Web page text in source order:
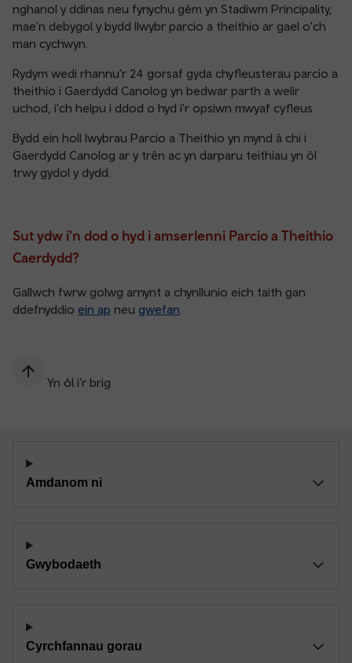
nghanol y ddinas neu fynychu gêm yn Stadiwm Principality,
mae'n debygol y bydd llwybr parcio a theithio ar gael o'ch
man cychwyn.
Rydym wedi rhannu'r 24 gorsaf gyda chyfleusterau parcio a
theithio i Gaerdydd Canolog yn bedwar parth a welir
uchod, i'ch helpu i ddod o hyd i'r opsiwn mwyaf cyfleus.
Bydd ein holl lwybrau Parcio a Theithio yn mynd â chi i
Gaerdydd Canolog ar y trên ac yn darparu teithiau yn ôl
trwy gydol y dydd.
Sut ydw i'n dod o hyd i amserlenni Parcio a Theithio
Caerdydd?
Gallwch fwrw golwg arnynt a chynllunio eich taith gan
ddefnyddio ein ap neu gwefan
Yn ôl i’r brig
Amdanom ni
Gwybodaeth
Cyrchfannau gorau